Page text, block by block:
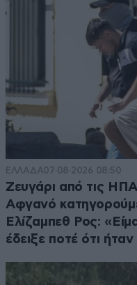
ΕΛΛΑΔΑ07·08·2026 08:50
Ζευγάρι από τις
Αφγανό
Ελίζαμπεθ Ρος:
έδειξε ποτέ ότι ήταν